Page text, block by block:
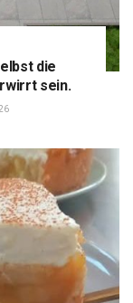
die
sein.